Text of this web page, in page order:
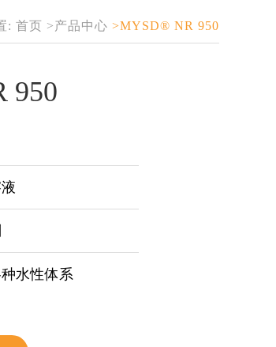
: 首页 >产品中心 >MYSD® NR 950
950
水性体系